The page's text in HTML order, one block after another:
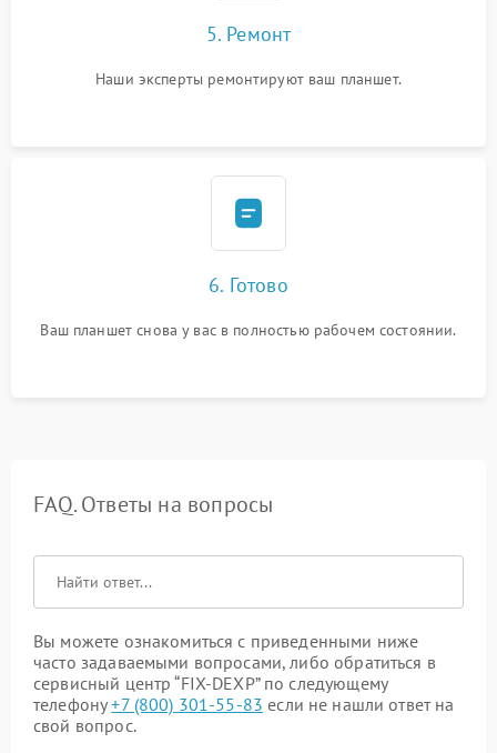
5. Ремонт
Наши эксперты ремонтируют ваш планшет.
6. Готово
Ваш планшет снова у вас в полностью рабочем состоянии.
FAQ. Ответы на вопросы
Вы можете ознакомиться с приведенными ниже
часто задаваемыми вопросами, либо обратиться в
сервисный центр “FIX-DEXP” по следующему
телефону+7 (800) 301-55-83 если не нашли ответ на
свой вопрос.